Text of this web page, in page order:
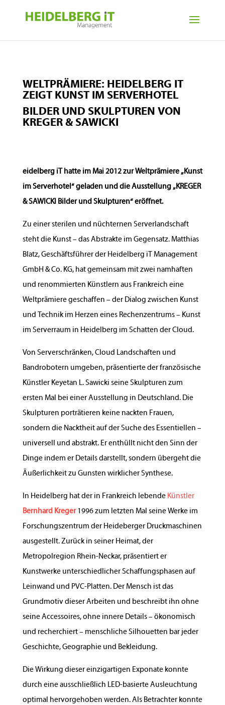
WELTPRÄMIERE: HEIDELBERG IT
ZEIGT KUNST IM SERVERHOTEL
BILDER UND SKULPTUREN VON
KREGER & SAWICKI
eidelberg iT hatte im Mai 2012 zur Weltprämiere „Kunst
im Serverhotel“ geladen und die Ausstellung „KREGER
& SAWICKI Bilder und Skulpturen“ eröffnet.
Zu einer sterilen und nüchternen Serverlandschaft
steht die Kunst – das Abstrakte im Gegensatz. Matthias
Blatz, Geschäftsführer der Heidelberg iT Management
GmbH & Co. KG, hat gemeinsam mit zwei namhaften
und renommierten Künstlern aus Frankreich eine
Weltprämiere geschaffen – der Dialog zwischen Kunst
und Technik im Herzen eines Rechenzentrums – Kunst
im Serverraum in Heidelberg im Schatten der Cloud.
Von Serverschränken, Cloud Landschaften und
Bandrobotern umgeben, präsentierte der französische
Künstler Keyetan L. Sawicki seine Skulpturen zum
ersten Mal bei einer Ausstellung in Deutschland. Die
Skulpturen porträtieren keine nackten Frauen,
sondern die Nacktheit auf der Suche des Essentiellen –
universell und abstrakt. Er enthüllt nicht den Sinn der
Dinge indem er Details darstellt, sondern übergeht die
Äußerlichkeit zu Gunsten wirklicher Synthese.
In Heidelberg hat der in Frankreich lebende Künstler
Bernhard Kreger 1996 zum letzten Mal seine Werke im
Forschungszentrum der Heideberger Druckmaschinen
ausgestellt. Zurück in seiner Heimat, der
Metropolregion Rhein-Neckar, präsentiert er
Kunstwerke unterschiedlicher Schaffungsphasen auf
Leinwand und PVC-Platten. Der Mensch ist das
Grundmotiv dieser Arbeiten und beschreibt ihn ohne
seine Accessoires, ohne innere Details – ökonomisch
und recherchiert – menschliche Silhouetten bar jeder
Geschichte, Geographie und Bekleidung.
Die Wirkung dieser einzigartigen Exponate konnte
durch eine ausschließlich LED-basierte Ausleuchtung
optimal hervorgehoben werden. Als Betrachter konnte